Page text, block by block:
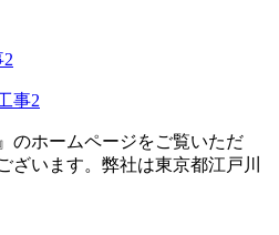
事2
のホームページをご覧いただ
ざいます。弊社は東京都江戸川